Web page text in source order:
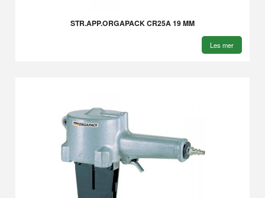
STR.APP.ORGAPACK CR25A 19 MM
Les mer